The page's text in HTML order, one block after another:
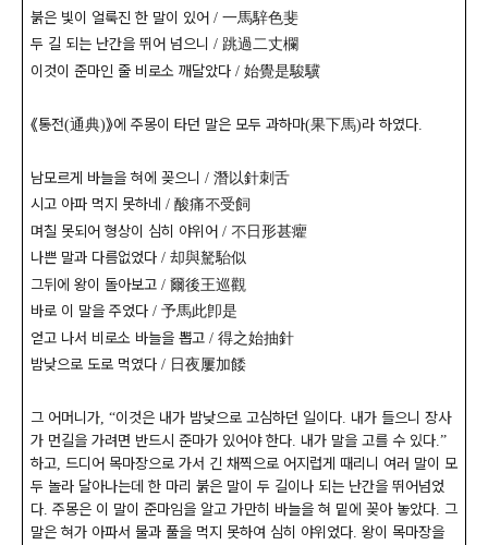
붉은 빛이 얼룩진 한 말이 있어 / 一馬騂色斐
두 길 되는 난간을 뛰어 넘으니 / 跳過二丈欄
이것이 준마인 줄 비로소 깨달았다 / 始覺是駿驥
《통전(通典)》에 주몽이 타던 말은 모두 과하마(果下馬)라 하였다.
남모르게 바늘을 혀에 꽂으니 / 潛以針刺舌
시고 아파 먹지 못하네 / 酸痛不受飼
며칠 못되어 형상이 심히 야위어 / 不日形甚癯
나쁜 말과 다름없었다 / 却與駑駘似
그뒤에 왕이 돌아보고 / 爾後王巡觀
바로 이 말을 주었다 / 予馬此卽是
얻고 나서 비로소 바늘을 뽑고 / 得之始抽針
밤낮으로 도로 먹였다 / 日夜屢加餧
그 어머니가, “이것은 내가 밤낮으로 고심하던 일이다. 내가 들으니 장사
가 먼길을 가려면 반드시 준마가 있어야 한다. 내가 말을 고를 수 있다.”
하고, 드디어 목마장으로 가서 긴 채찍으로 어지럽게 때리니 여러 말이 모
두 놀라 달아나는데 한 마리 붉은 말이 두 길이나 되는 난간을 뛰어넘었
다. 주몽은 이 말이 준마임을 알고 가만히 바늘을 혀 밑에 꽂아 놓았다. 그
말은 혀가 아파서 물과 풀을 먹지 못하여 심히 야위었다. 왕이 목마장을